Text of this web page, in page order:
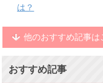
は？
他のおすすめ記事は
おすすめ記事